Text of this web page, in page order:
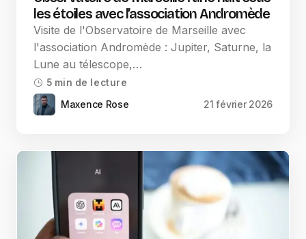
les étoiles avec l’association Andromède
Visite de l'Observatoire de Marseille avec
l'association Andromède : Jupiter, Saturne, la
Lune au télescope,…
5 min de lecture
Maxence Rose 21 février 2026